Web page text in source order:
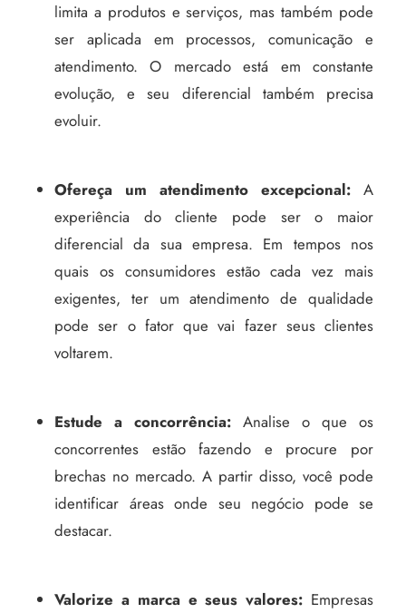
limita a produtos e serviços, mas também pode
ser aplicada em processos, comunicação e
atendimento. O mercado está em constante
evolução, e seu diferencial também precisa
evoluir.
Ofereça um atendimento excepcional: A
experiência do cliente pode ser o maior
diferencial da sua empresa. Em tempos nos
quais os consumidores estão cada vez mais
exigentes, ter um atendimento de qualidade
pode ser o fator que vai fazer seus clientes
voltarem.
Estude a concorrência: Analise o que os
concorrentes estão fazendo e procure por
brechas no mercado. A partir disso, você pode
identificar áreas onde seu negócio pode se
destacar.
Valorize a marca e seus valores: Empresas